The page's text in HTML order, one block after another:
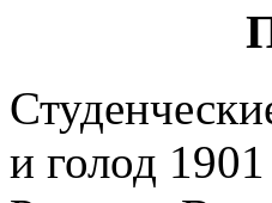
состояние,
у растений,
и голод